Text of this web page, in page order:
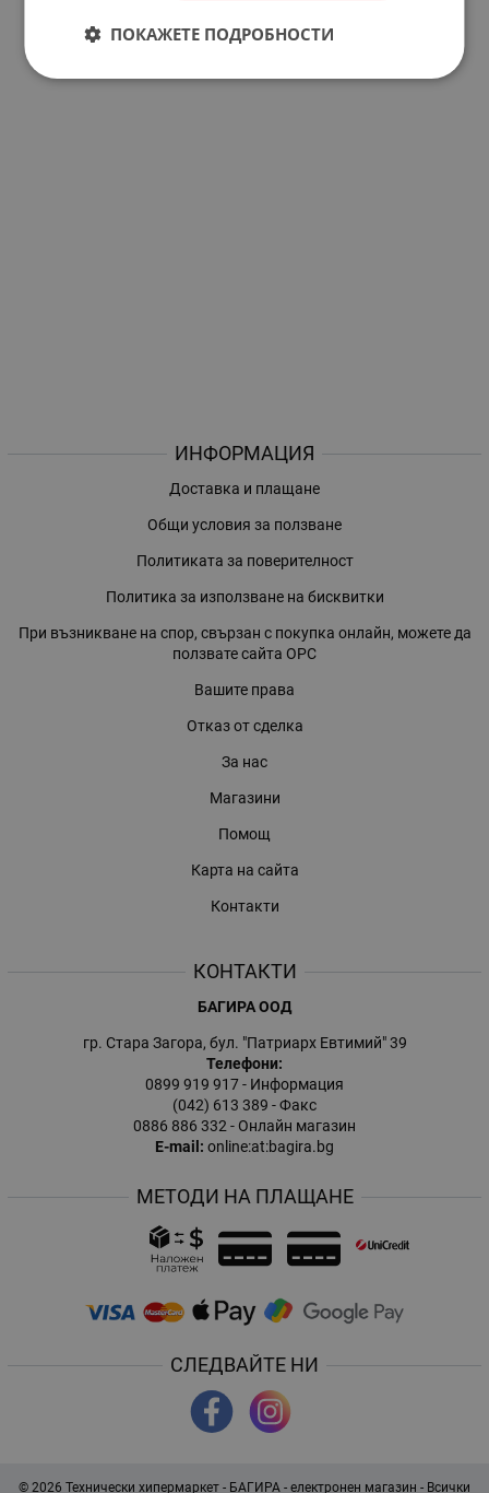
ИНФОРМАЦИЯ
Доставка и плащане
Общи условия за ползване
Политиката за поверителност
Политика за използване на бисквитки
При възникване на спор, свързан с покупка онлайн, можете да
ползвате сайта ОРС
Вашите права
Отказ от сделка
За нас
Магазини
Помощ
Карта на сайта
Контакти
КОНТАКТИ
БАГИРА ООД
гр. Стара Загора, бул. "Патриарх Евтимий" 39
Телефони:
0899 919 917- Информация
(042) 613 389 - Факс
0886 886 332- Онлайн магазин
E-mail: online:at:bagira.bg
МЕТОДИ НА ПЛАЩАНЕ
СЛЕДВАЙТЕ НИ
© 2026 Технически хипермаркет - БАГИРА - електронен магазин - Всички
ПОКАЖЕТЕ ПОДРОБНОСТИ